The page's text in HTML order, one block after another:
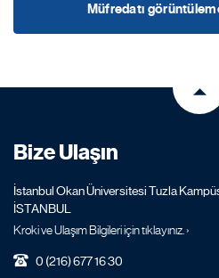
Müfredatı
Bize Ulaşın
İstanbul Okan Üniversitesi Tuzla
İSTANBUL
Kroki ve Ulaşım Bilgileri için tıklayınız. ›
0 (216) 677 16 30